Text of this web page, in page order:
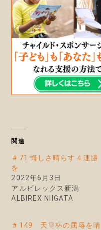
関連
＃71 悔しさ晴らす４連勝
を
2022年6月3日
アルビレックス新潟
ALBIREX NIIGATA
＃149 天皇杯の屈辱を晴